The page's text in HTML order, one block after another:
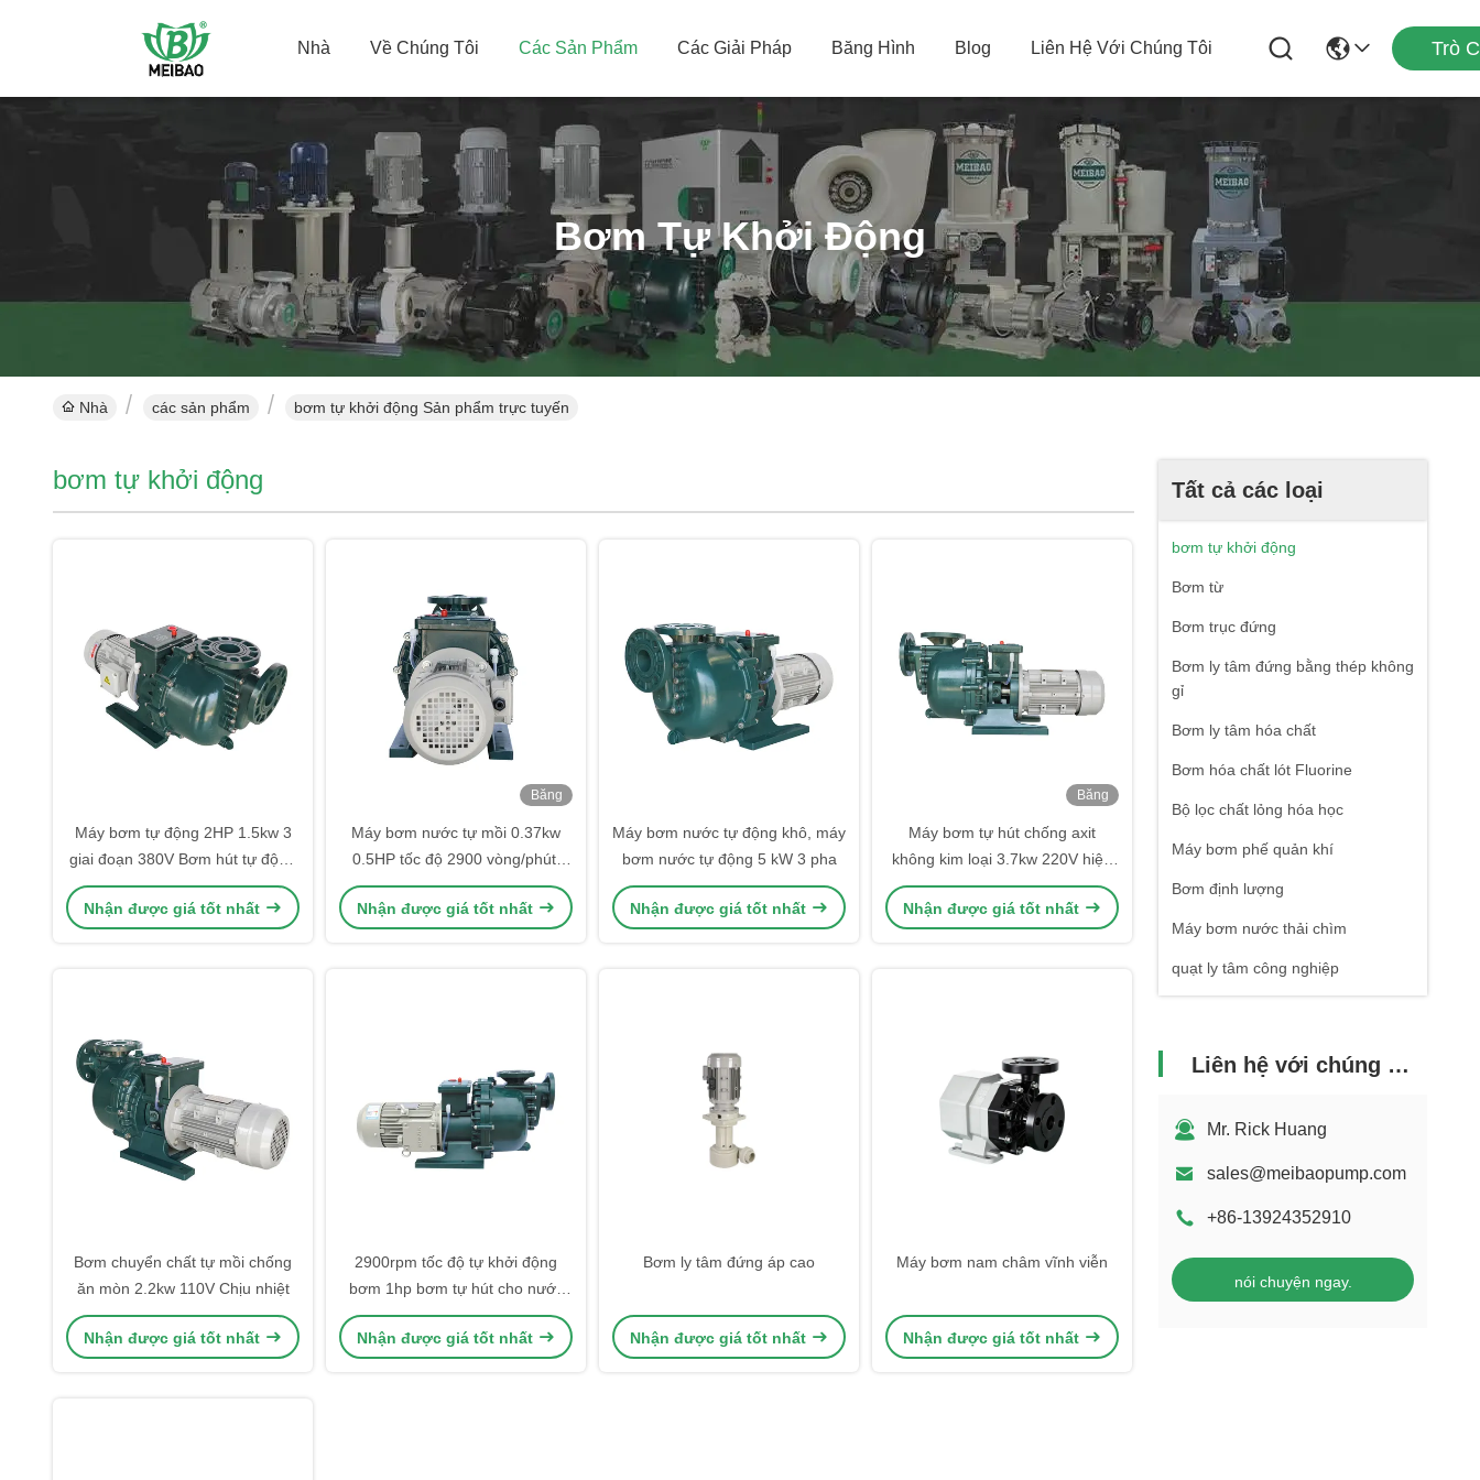
Nhà Về Chúng Tôi Các Sản Phẩm Các Giải Pháp Băng Hình Blog Liên Hệ Với Chúng Tôi Trò
Bơm Tự Khởi Động
Nhà các sản phẩm bơm tự khởi động Sản phẩm trực tuyến
Tất cả các loại
bơm tự khởi động
Bơm từ
Bơm trục đứng
Bơm ly tâm đứng bằng thép không
gỉ
Bơm ly tâm hóa chất
Bơm hóa chất lót Fluorine
Bộ lọc chất lỏng hóa học
Máy bơm phế quản khí
Bơm định lượng
Máy bơm nước thải chìm
quạt ly tâm công nghiệp
Liên hệ với chúng tôi
Mr. Rick Huang
sales@meibaopump.com
+86-13924352910
nói chuyện ngay.
bơm tự khởi động
Máy bơm tự động 2HP 1.5kw 3
giai đoạn 380V Bơm hút tự động
chống xói mòn
Nhận được giá tốt nhất
Băng
Máy bơm nước tự mồi 0.37kw
0.5HP tốc độ 2900 vòng/phút,
kháng kiềm và ăn mòn
Nhận được giá tốt nhất
Máy bơm nước tự động khô, máy
bơm nước tự động 5 kW 3 pha
Nhận được giá tốt nhất
Băng
Máy bơm tự hút chống axit
không kim loại 3.7kw 220V hiệu
suất cao
Nhận được giá tốt nhất
Bơm chuyển chất tự mồi chống
ăn mòn 2.2kw 110V Chịu nhiệt
Nhận được giá tốt nhất
2900rpm tốc độ tự khởi động
bơm 1hp bơm tự hút cho nước
thải công nghiệp
Nhận được giá tốt nhất
Bơm ly tâm đứng áp cao
Nhận được giá tốt nhất
Máy bơm nam châm vĩnh viễn
Nhận được giá tốt nhất